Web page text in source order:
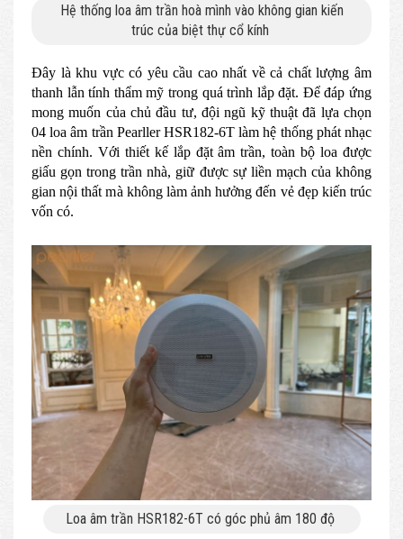
Hệ thống loa âm trần hoà mình vào không gian kiến
trúc của biệt thự cổ kính
Đây là khu vực có yêu cầu cao nhất về cả chất lượng âm
thanh lẫn tính thẩm mỹ trong quá trình lắp đặt. Để đáp ứng
mong muốn của chủ đầu tư, đội ngũ kỹ thuật đã lựa chọn
04 loa âm trần Pearller HSR182-6T làm hệ thống phát nhạc
nền chính. Với thiết kế lắp đặt âm trần, toàn bộ loa được
giấu gọn trong trần nhà, giữ được sự liền mạch của không
gian nội thất mà không làm ảnh hưởng đến vẻ đẹp kiến trúc
vốn có.
Loa âm trần HSR182-6T có góc phủ âm 180 độ